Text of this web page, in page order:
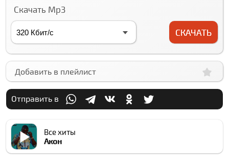
Скачать Mp3
СКАЧАТЬ
Добавить в плейлист
Отправить в
Все хиты
Акон